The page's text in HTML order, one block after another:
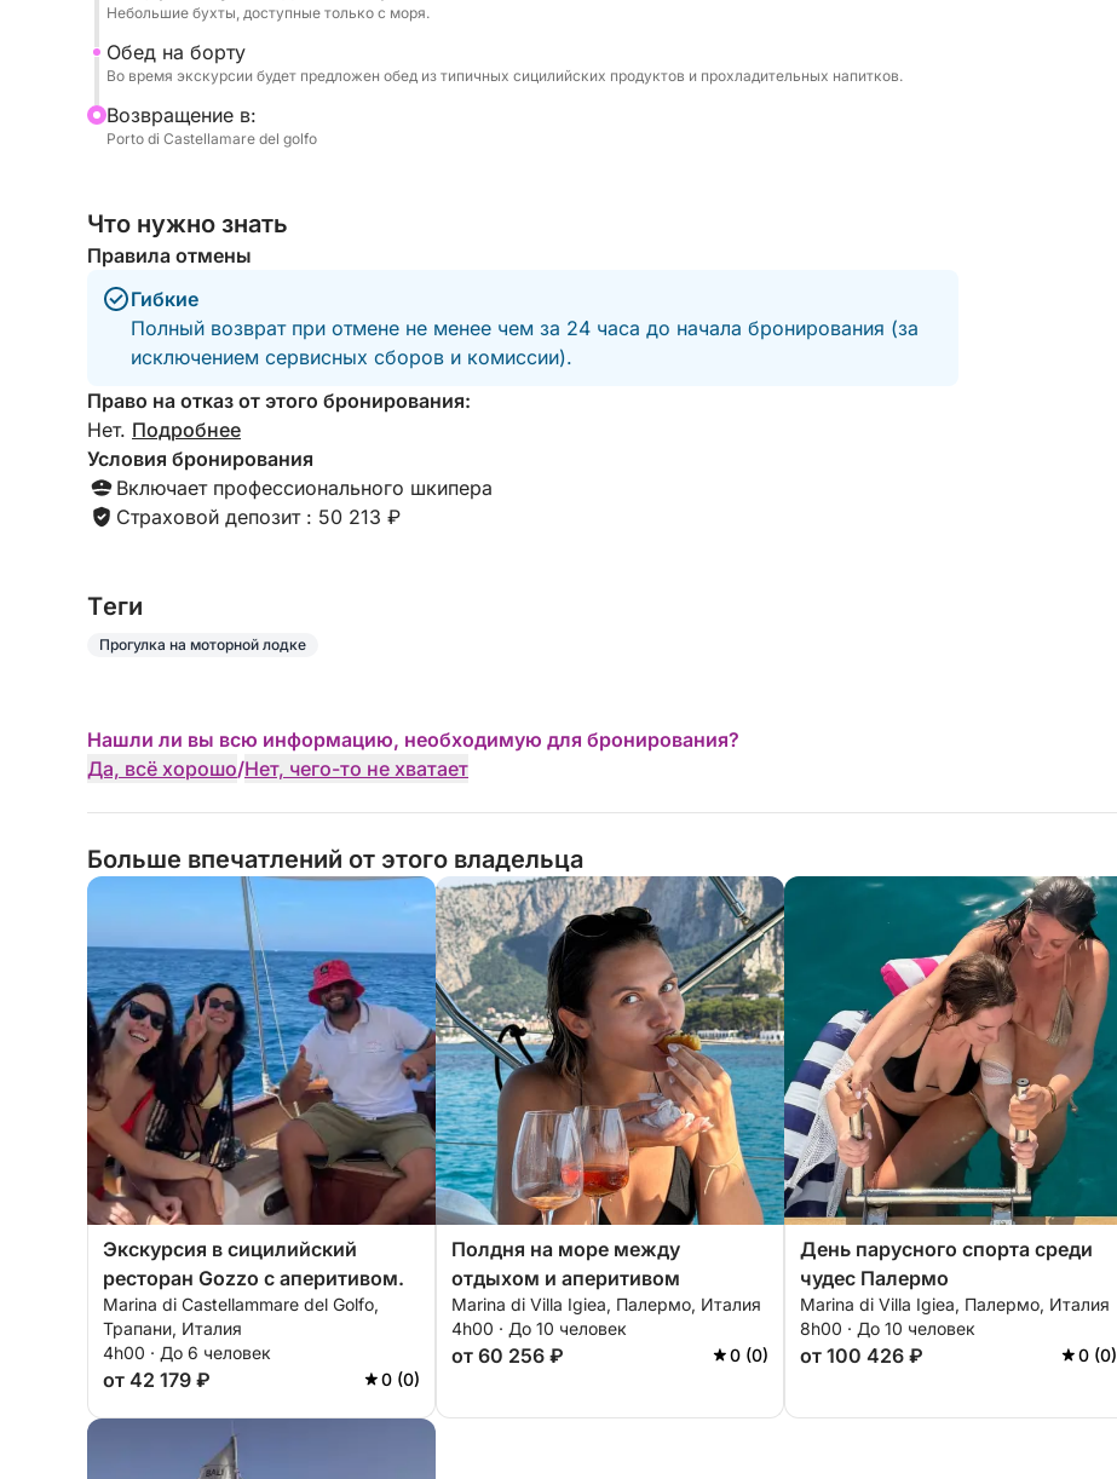
Небольшие бухты, доступные только с моря.
Обед на борту
Во время экскурсии будет предложен обед из типичных сицилийских продуктов и прохладительных напитков.
Bозвращение в:
Porto di Castellamare del golfo
Что нужно знать
Правила отмены
Гибкие
Полный возврат при отмене не менее чем за 24 часа до начала бронирования (за
исключением сервисных сборов и комиссии).
Право на отказ от этого бронирования:
Нет. Подробнее
Условия бронирования
Включает профессионального шкипера
Страховой депозит : 50 213 ₽
Tеги
Прогулка на моторной лодке
Нашли ли вы всю информацию, необходимую для бронирования?
Да, всё хорошо/Нет, чего-то не хватает
Больше впечатлений от этого владельца
Экскурсия в сицилийский
ресторан Gozzo с аперитивом.
Marina di Castellammare del Golfo,
Трапани, Италия
4h00 · До 6 человек
от 42 179 ₽ 0 (0)
Полдня на море между
отдыхом и аперитивом
Marina di Villa Igiea, Палермо, Италия
4h00 · До 10 человек
от 60 256 ₽ 0 (0)
День парусного спорта среди
чудес Палермо
Marina di Villa Igiea, Палермо, Италия
8h00 · До 10 человек
от 100 426 ₽ 0 (0)